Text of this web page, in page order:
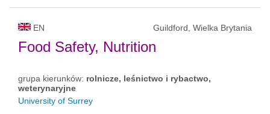
EN Guildford, Wielka Brytania
Food Safety, Nutrition
grupa kierunków: rolnicze, leśnictwo i rybactwo,
weterynaryjne
University of Surrey